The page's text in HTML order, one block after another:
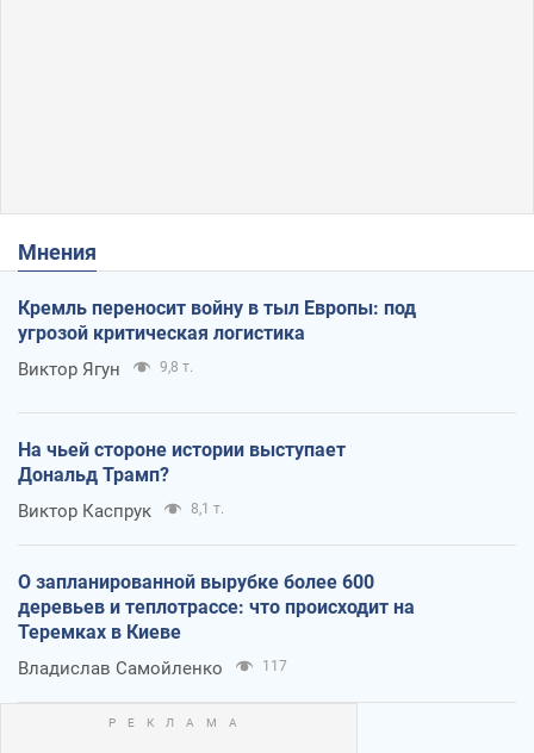
Мнения
Кремль переносит войну в тыл Европы: под
угрозой критическая логистика
Виктор Ягун 9,8 т.
На чьей стороне истории выступает
Дональд Трамп?
Виктор Каспрук 8,1 т.
О запланированной вырубке более 600
деревьев и теплотрассе: что происходит на
Теремках в Киеве
Владислав Самойленко 117